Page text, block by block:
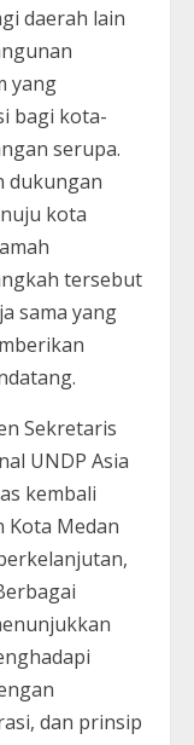
daerah lain
yang
bagi kota-
serupa.
dukungan
kota
tersebut
sama yang
Sekretaris
UNDP Asia
kembali
Kota Medan
dan prinsip